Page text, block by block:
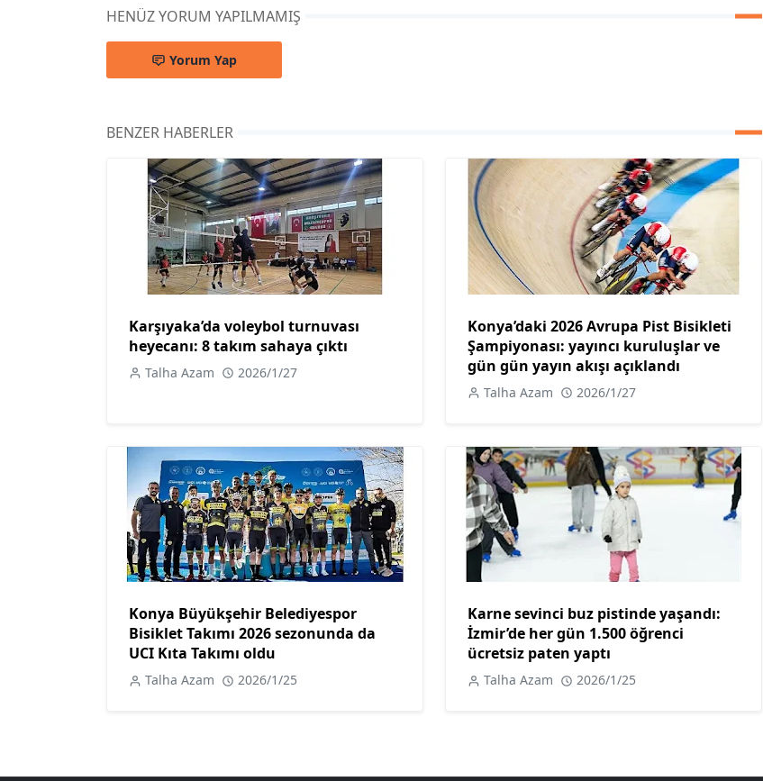
HENÜZ YORUM YAPILMAMIŞ
Yorum Yap
BENZER HABERLER
Karşıyaka’da voleybol turnuvası
heyecanı: 8 takım sahaya çıktı
Talha Azam 2026/1/27
Konya’daki 2026 Avrupa Pist Bisikleti
Şampiyonası: yayıncı kuruluşlar ve
gün gün yayın akışı açıklandı
Talha Azam 2026/1/27
Konya Büyükşehir Belediyespor
Bisiklet Takımı 2026 sezonunda da
UCI Kıta Takımı oldu
Talha Azam 2026/1/25
Karne sevinci buz pistinde yaşandı:
İzmir’de her gün 1.500 öğrenci
ücretsiz paten yaptı
Talha Azam 2026/1/25